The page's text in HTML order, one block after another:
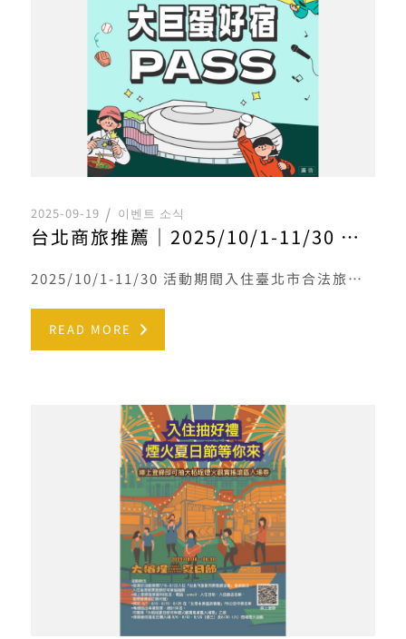
2025-09-19 이벤트 소식
台北商旅推薦｜2025/10/1-11/30 來臺北有好宿
2025/10/1-11/30 活動期間入住臺北市合法旅宿，並完成登錄即享抽獎資格！詳情請參閱大巨蛋好宿PAS […]
READ MORE